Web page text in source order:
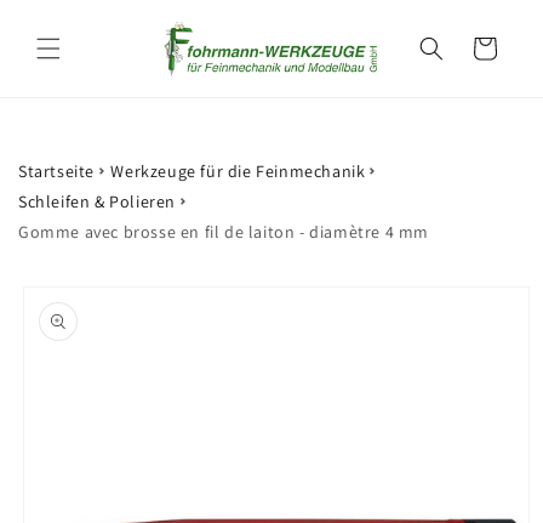
au
Panier
Startseite
Werkzeuge für die Feinmechanik
Schleifen & Polieren
Gomme avec brosse en fil de laiton - diamètre 4 mm
informations
produits